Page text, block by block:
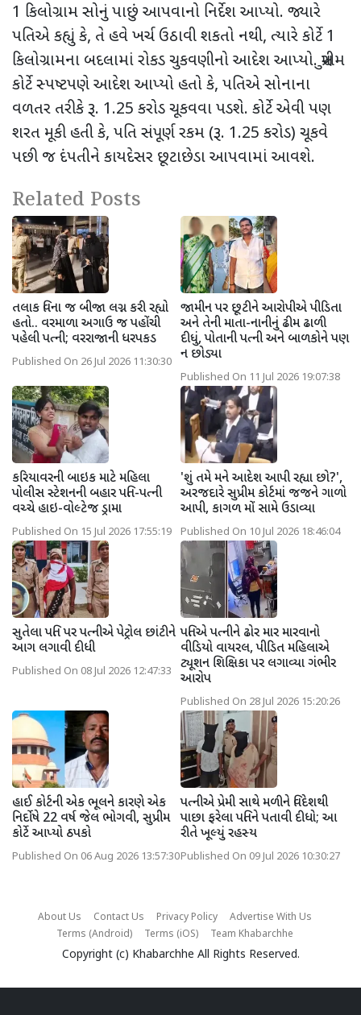
1 કિલોગ્રામ સોનું પાછું આપવાનો નિર્દેશ આપ્યો. જ્યારે
પતિએ કહ્યું કે, તે હવે ખર્ચ ઉઠાવી શકતો નથી, ત્યારે કોર્ટે 1
કિલોગ્રામના બદલામાં રોકડ ચુકવણીનો આદેશ આપ્યો. સુપ્રીમ
કોર્ટે સ્પષ્ટપણે આદેશ આપ્યો હતો કે, પતિએ સોનાના
વળતર તરીકે રૂ. 1.25 કરોડ ચૂકવવા પડશે. કોર્ટે એવી પણ
શરત મૂકી હતી કે, પતિ સંપૂર્ણ રકમ (રૂ. 1.25 કરોડ) ચૂકવે
પછી જ દંપતીને કાયદેસર છૂટાછેડા આપવામાં આવશે.
Related Posts
તલાક વિના જ બીજા લગ્ન કરી રહ્યો
હતો.. વરમાળા અગાઉ જ પહોંચી
પહેલી પત્ની; વરરાજાની ધરપકડ
Published On 26 Jul 2026 11:30:30
જામીન પર છૂટીને આરોપીએ પીડિતા
અને તેની માતા-નાનીનું ઢીમ ઢાળી
દીધું, પોતાની પત્ની અને બાળકોને પણ
ન છોડ્યા
Published On 11 Jul 2026 19:07:38
કરિયાવરની બાઇક માટે મહિલા
પોલીસ સ્ટેશનની બહાર પતિ-પત્ની
વચ્ચે હાઇ-વોલ્ટેજ ડ્રામા
Published On 15 Jul 2026 17:55:19
'શું તમે મને આદેશ આપી રહ્યા છો?',
અરજદારે સુપ્રીમ કોર્ટમાં જજને ગાળો
આપી, કાગળ મોં સામે ઉડાવ્યા
Published On 10 Jul 2026 18:46:04
સુતેલા પતિ પર પત્નીએ પેટ્રોલ છાંટીને
આગ લગાવી દીધી
Published On 08 Jul 2026 12:47:33
પતિએ પત્નીને ઢોર માર મારવાનો
વીડિયો વાયરલ, પીડિત મહિલાએ
ટ્યૂશન શિક્ષિકા પર લગાવ્યા ગંભીર
આરોપ
Published On 28 Jul 2026 15:20:26
હાઈ કોર્ટની એક ભૂલને કારણે એક
નિર્દોષે 22 વર્ષ જેલ ભોગવી, સુપ્રીમ
કોર્ટે આપ્યો ઠપકો
Published On 06 Aug 2026 13:57:30
પત્નીએ પ્રેમી સાથે મળીને વિદેશથી
પાછા ફરેલા પતિને પતાવી દીધો; આ
રીતે ખૂલ્યું રહસ્ય
Published On 09 Jul 2026 10:30:27
About Us Contact Us Privacy Policy
Advertise With Us
Terms (Android)
Terms (iOS) Team Khabarchhe
Copyright (c) Khabarchhe All Rights Reserved.